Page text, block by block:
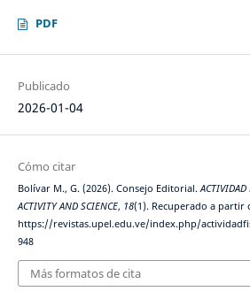
PDF
Publicado
2026-01-04
Cómo citar
Bolívar M., G. (2026). Consejo Editorial.ACTIVIDAD
ACTIVITY AND SCIENCE, 18(1). Recuperado a partir
https://revistas.upel.edu.ve/index.php/
948
Más formatos de cita